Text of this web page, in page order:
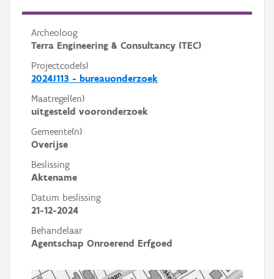
Archeoloog
Terra Engineering & Consultancy (TEC)
Projectcode(s)
2024J113 - bureauonderzoek
Maatregel(en)
uitgesteld vooronderzoek
Gemeente(n)
Overijse
Beslissing
Aktename
Datum beslissing
21-12-2024
Behandelaar
Agentschap Onroerend Erfgoed